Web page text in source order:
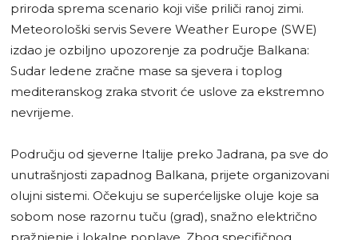
priroda sprema scenario koji više priliči ranoj zimi.
Meteorološki servis Severe Weather Europe (SWE)
izdao je ozbiljno upozorenje za područje Balkana:
Sudar ledene zračne mase sa sjevera i toplog
mediteranskog zraka stvorit će uslove za ekstremno
nevrijeme.
Području od sjeverne Italije preko Jadrana, pa sve do
unutrašnjosti zapadnog Balkana, prijete organizovani
olujni sistemi. Očekuju se superćelijske oluje koje sa
sobom nose razornu tuču (grad), snažno električno